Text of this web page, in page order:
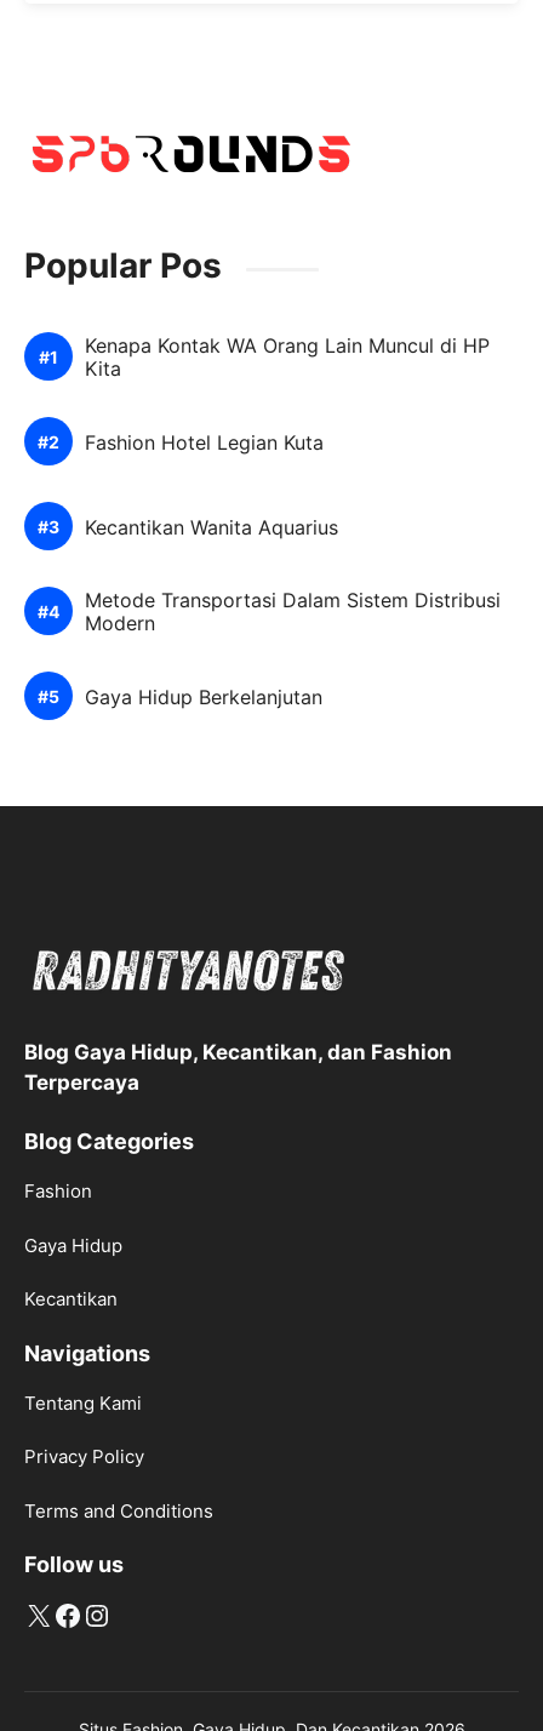
Popular Pos
Kenapa Kontak WA Orang Lain Muncul di HP
Kita
Fashion Hotel Legian Kuta
Kecantikan Wanita Aquarius
Metode Transportasi Dalam Sistem Distribusi
Modern
Gaya Hidup Berkelanjutan
Blog Gaya Hidup, Kecantikan, dan Fashion
Terpercaya
Blog Categories
Fashion
Gaya Hidup
Kecantikan
Navigations
Tentang Kami
Privacy Policy
Terms and Conditions
Follow us
X Facebook
Instagram